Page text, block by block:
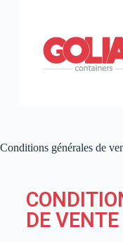
Conditions générales de
DE VENTE